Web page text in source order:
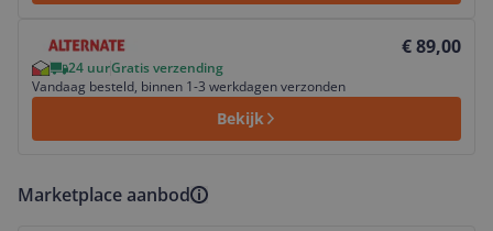
€ 89,00
24 uurGratis verzending
Vandaag besteld, binnen 1-3 werkdagen verzonden
Bekijk
Marketplace aanbod